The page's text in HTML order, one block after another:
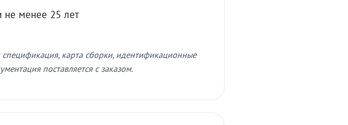
не менее 25 лет
карта сборки, идентификационные
поставляется с заказом.